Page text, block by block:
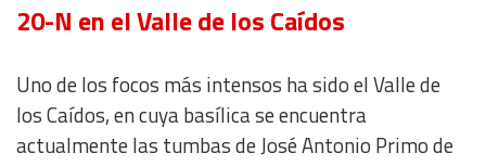
20-N en el Valle de los Caídos
Uno de los focos más intensos ha sido el Valle de
los Caídos, en cuya basílica se encuentra
actualmente las tumbas de José Antonio Primo de